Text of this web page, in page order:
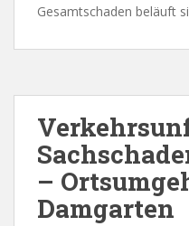
Gesamtschaden beläuft
–
Damgarten